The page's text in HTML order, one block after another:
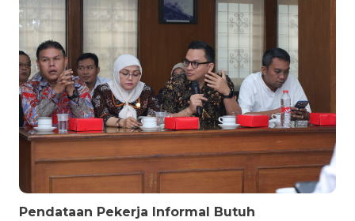
Pendataan Pekerja Informal Butuh